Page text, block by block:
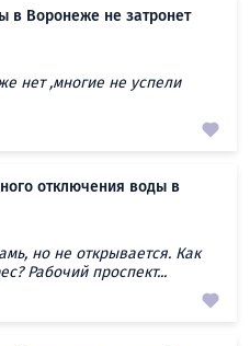
в Воронеже не затронет
нет ,многие не успели
отключения воды в
но не открывается. Как
Рабочий проспект...